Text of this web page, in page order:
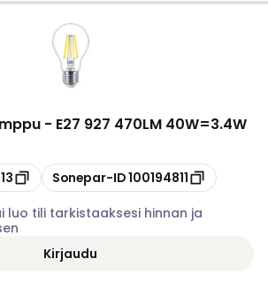
- E27 927 470LM 40W=3.4W
Kopioi
Sonepar-ID100194811
luo tili tarkistaaksesi hinnan ja
Kirjaudu